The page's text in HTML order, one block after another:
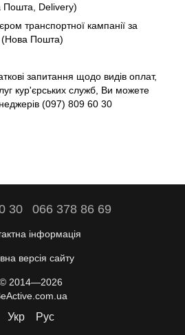
Пошта, Delivery)
транспортної кампанії за
Пошта)
запитання щодо видів оплат,
кур'єрських служб, Ви можете
(097) 809 60 30
30 066 378 86 69
інформація
версія сайту
© 2014—2026
Укр Рус